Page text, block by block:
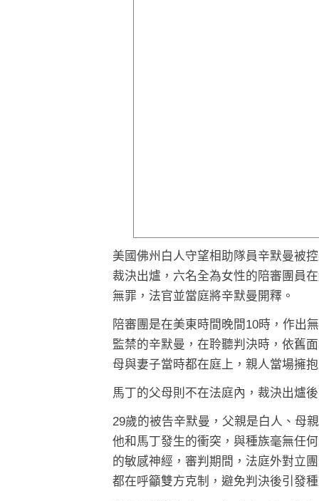
美國佛州白人守望相助隊員辛默曼被
裁決出爐，六名全為女性的陪審團員
無罪，法官並當庭將辛默曼開釋。
陪審團是在美東時間晚間10時，作出
監禁的辛默曼，在聆聽判決時，依舊
母與妻子當時都在庭上，親人當場擁
馬丁的父母則不在法庭內，裁決出爐
29歲的被告辛默曼，父親是白人、母
他和馬丁發生的衝突，與種族毫無任
的敏感神經，審判期間，法庭外對立
都在呼籲雙方克制，避免判決後引發